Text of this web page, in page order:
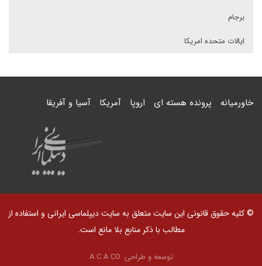
برجام
ایالات متحده امریکا
خاورمیانه پرونده هسته ای اروپا آمریکا آسیا و آفریقا
© کلیه حقوق قانونی این سایت متعلق به سایت دیپلماسی ایرانی و استفاده از
مطالب با ذکر منابع بلا مانع است.
توسعه و طراحی: A.C.A CO